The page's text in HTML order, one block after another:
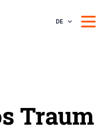
DE
Traum